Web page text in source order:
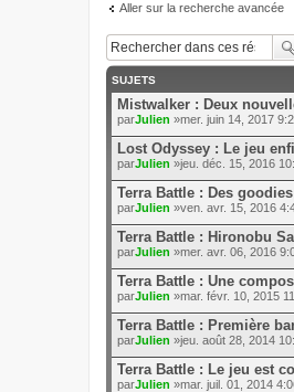
Aller sur la recherche avancée
SUJETS
Mistwalker : Deux
parJulien »mer. juin 14, 2017
Lost Odyssey : Le jeu
parJulien »jeu. déc. 15, 2016
Terra Battle : Des
parJulien »ven. avr. 15, 2016
Terra Battle : Hironobu
parJulien »mer. avr. 06, 2016
Terra Battle : Une
parJulien »mar. févr. 10, 2015
Terra Battle : Première
parJulien »jeu. août 28, 2014
Terra Battle : Le jeu est
parJulien »mar. juil. 01, 2014